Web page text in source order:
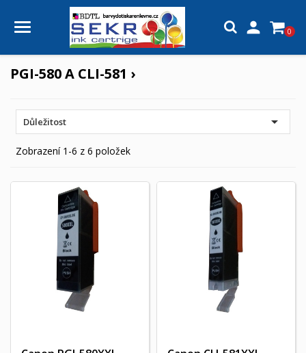
 0
PGI-580 A CLI-581 ›
Důležitost 
Zobrazení 1-6 z 6 položek